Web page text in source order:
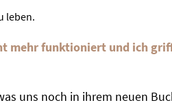
leben.
mehr funktioniert und ich
uns noch in ihrem neuen